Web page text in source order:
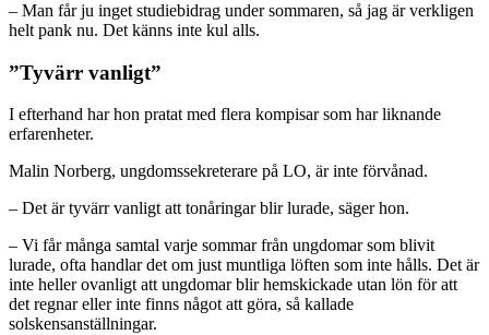
– Man får ju inget studiebidrag under sommaren, så jag är verkligen
helt pank nu. Det känns inte kul alls.
”Tyvärr vanligt”
I efterhand har hon pratat med flera kompisar som har liknande
erfarenheter.
Malin Norberg, ungdomssekreterare på LO, är inte förvånad.
– Det är tyvärr vanligt att tonåringar blir lurade, säger hon.
– Vi får många samtal varje sommar från ungdomar som blivit
lurade, ofta handlar det om just muntliga löften som inte hålls. Det är
inte heller ovanligt att ungdomar blir hemskickade utan lön för att
det regnar eller inte finns något att göra, så kallade
solskensanställningar.